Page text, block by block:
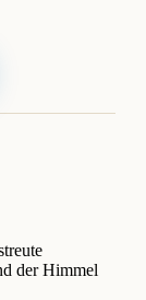
der Himmel